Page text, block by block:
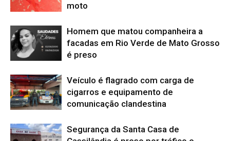
moto
Homem que matou companheira a
facadas em Rio Verde de Mato Grosso
é preso
Veículo é flagrado com carga de
cigarros e equipamento de
comunicação clandestina
Segurança da Santa Casa de